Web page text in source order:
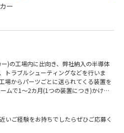
ー
)の工場内に出向き、弊社納入の半導体
トラブルシューティングなどを行いま
場からパーツごとに送られてくる装置を
ムで1～2カ月(1つの装置につき)かけて
評価テストを実施し、本稼働までフォ
定期メンテナンスサポートや装置のト
には、あらゆる角度から問題点を検証
します。
いご経験をお持ちでしたらぜひご応募く